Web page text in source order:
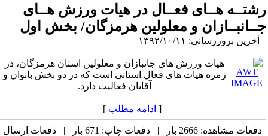
رشتــه هــای فعــال در هیات ورزش هــای
جــانبــازان و معلولین هرمزگان/ بخش اول
| آخرین بروزرسانی: ۱۳۹۲/۱۰/۱۱ |
هیات ورزش های جانبازان و معلولین استان هرمزگان، در
زمره هیات های فعال استانی است که در دو بخش بانوان و
آقایان فعالیت دارد.
[ ادامه مطلب ]
دفعات مشاهده: 2666 بار | دفعات چاپ: 671 بار | دفعات ارسال